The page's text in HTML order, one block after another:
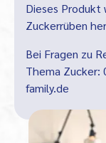
Dieses Produkt
Zuckerrüben
Bei Fragen zu
Thema Zucker:
family.de